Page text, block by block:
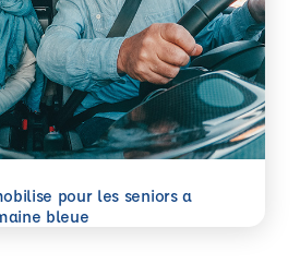
pour les seniors a
bleue